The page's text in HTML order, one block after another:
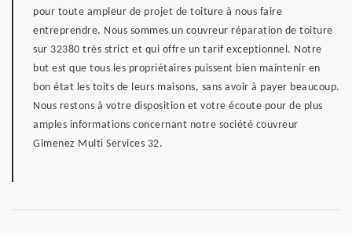
pour toute ampleur de projet de toiture à nous faire
entreprendre. Nous sommes un couvreur réparation de toiture
sur 32380 très strict et qui offre un tarif exceptionnel. Notre
but est que tous les propriétaires puissent bien maintenir en
bon état les toits de leurs maisons, sans avoir à payer beaucoup.
Nous restons à votre disposition et votre écoute pour de plus
amples informations concernant notre société couvreur
Gimenez Multi Services 32.